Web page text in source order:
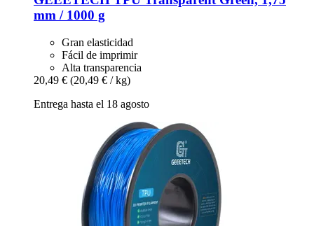
mm / 1000 g
Gran elasticidad
Fácil de imprimir
Alta transparencia
20,49 € (20,49 € / kg)
Entrega hasta el 18 agosto